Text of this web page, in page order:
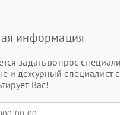
информация
задать вопрос
и дежурный специалист
Вас!